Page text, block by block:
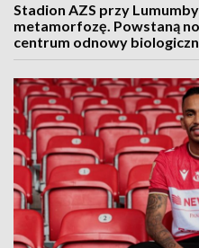
Stadion AZS przy
metamorfozę. Powstaną
centrum odnowy